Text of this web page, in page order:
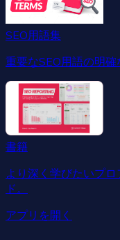
SEO用語集
重要なSEO用語の明確
書籍
より深く学びたいプ
ド。
アプリを開く